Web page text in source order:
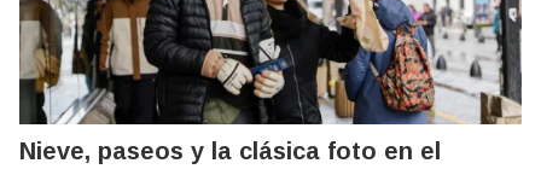
Nieve, paseos y la clásica foto en el